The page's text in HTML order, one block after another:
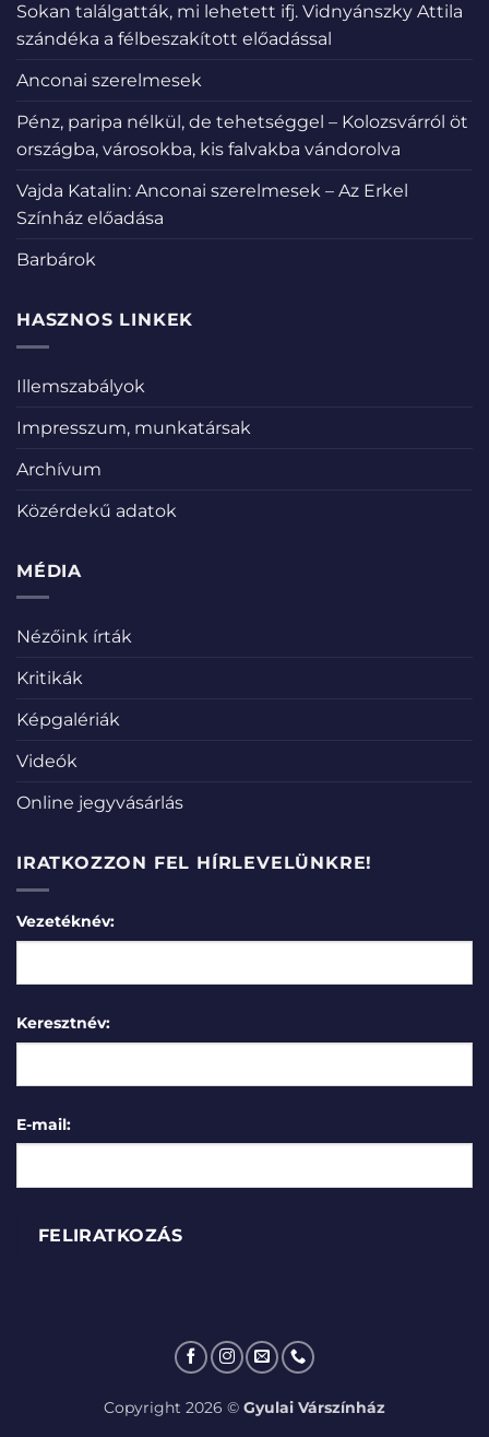
Sokan találgatták, mi lehetett ifj. Vidnyánszky Attila
szándéka a félbeszakított előadással
Anconai szerelmesek
Pénz, paripa nélkül, de tehetséggel – Kolozsvárról öt
országba, városokba, kis falvakba vándorolva
Vajda Katalin: Anconai szerelmesek – Az Erkel
Színház előadása
Barbárok
HASZNOS LINKEK
Illemszabályok
Impresszum, munkatársak
Archívum
Közérdekű adatok
MÉDIA
Nézőink írták
Kritikák
Képgalériák
Videók
Online jegyvásárlás
IRATKOZZON FEL HÍRLEVELÜNKRE!
Vezetéknév:
Keresztnév:
E-mail:
Copyright 2026 © Gyulai Várszínház